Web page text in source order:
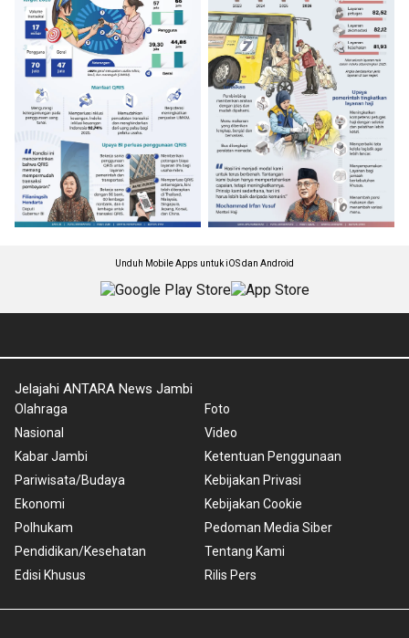
Unduh Mobile Apps untuk iOS dan Android
Jelajahi ANTARA News Jambi
Olahraga
Nasional
Kabar Jambi
Pariwisata/Budaya
Ekonomi
Polhukam
Pendidikan/Kesehatan
Edisi Khusus
Foto
Video
Ketentuan Penggunaan
Kebijakan Privasi
Kebijakan Cookie
Pedoman Media Siber
Tentang Kami
Rilis Pers